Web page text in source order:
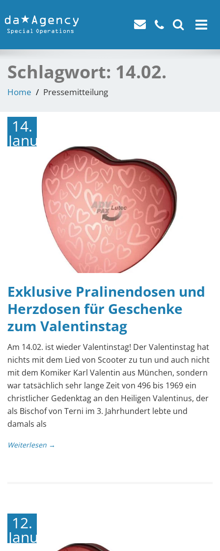
Toggle
Schlagwort: 14.02.
Home Pressemitteilung
14.
Januar
Exklusive Pralinendosen und
Herzdosen für Geschenke
zum Valentinstag
Am 14.02. ist wieder Valentinstag! Der Valentinstag hat
nichts mit dem Lied von Scooter zu tun und auch nicht
mit dem Komiker Karl Valentin aus München, sondern
war tatsächlich sehr lange Zeit von 496 bis 1969 ein
christlicher Gedenktag an den Heiligen Valentinus, der
als Bischof von Terni im 3. Jahrhundert lebte und
damals als
Weiterlesen →
12.
Januar